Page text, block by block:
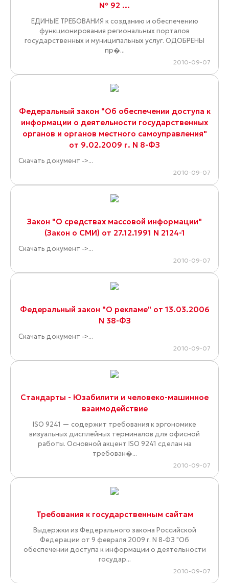
№ 92 ...
ЕДИНЫЕ ТРЕБОВАНИЯ к созданию и обеспечению
функционирования региональных порталов
государственных и муниципальных услуг. ОДОБРЕНЫ
пр�...
2010-09-07
Федеральный закон "Об обеспечении доступа к
информации о деятельности государственных
органов и органов местного самоуправления"
от 9.02.2009 г. N 8-ФЗ
Скачать документ ->...
2010-09-07
Закон "О средствах массовой информации"
(Закон о СМИ) от 27.12.1991 N 2124-1
Скачать документ ->...
2010-09-07
Федеральный закон "О рекламе" от 13.03.2006
N 38-ФЗ
Скачать документ ->...
2010-09-07
Стандарты - Юзабилити и человеко-машинное
взаимодействие
ISO 9241 — содержит требования к эргономике
визуальных дисплейных терминалов для офисной
работы. Основной акцент ISO 9241 сделан на
требован�...
2010-09-07
Требования к государственным сайтам
Выдержки из Федерального закона Российской
Федерации от 9 февраля 2009 г. N 8-ФЗ "Об
обеспечении доступа к информации о деятельности
государ...
2010-09-07